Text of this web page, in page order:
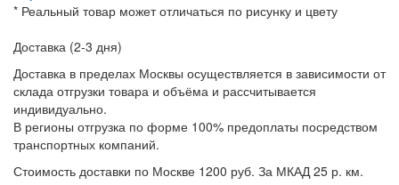
* Реальный товар может отличаться по рисунку и цвету
Доставка (2-3 дня)
Доставка в пределах Москвы осуществляется в зависимости от
склада отгрузки товара и объёма и рассчитывается
индивидуально.
В регионы отгрузка по форме 100% предоплаты посредством
транспортных компаний.
Стоимость доставки по Москве 1200 руб. За МКАД 25 р. км.